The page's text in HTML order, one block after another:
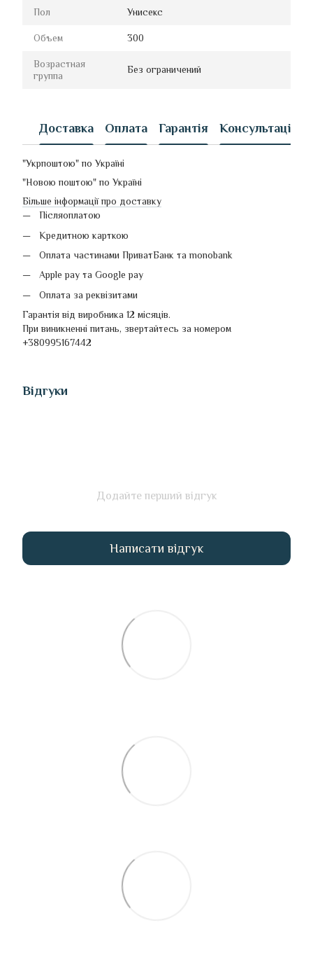
Пол Унисекс
Объем 300
Возрастная
группа
Без ограничений
Доставка Оплата Гарантія Консультація
"Укрпоштою" по Україні
"Новою поштою" по Україні
Більше інформації про доставку
Післяоплатою
Кредитною карткою
Оплата частинами ПриватБанк та monobank
Apple pay та Google pay
Оплата за реквізитами
Гарантія від виробника 12 місяців.
При виникненні питань, звертайтесь за номером
+380995167442
Відгуки
Додайте перший відгук
Написати відгук